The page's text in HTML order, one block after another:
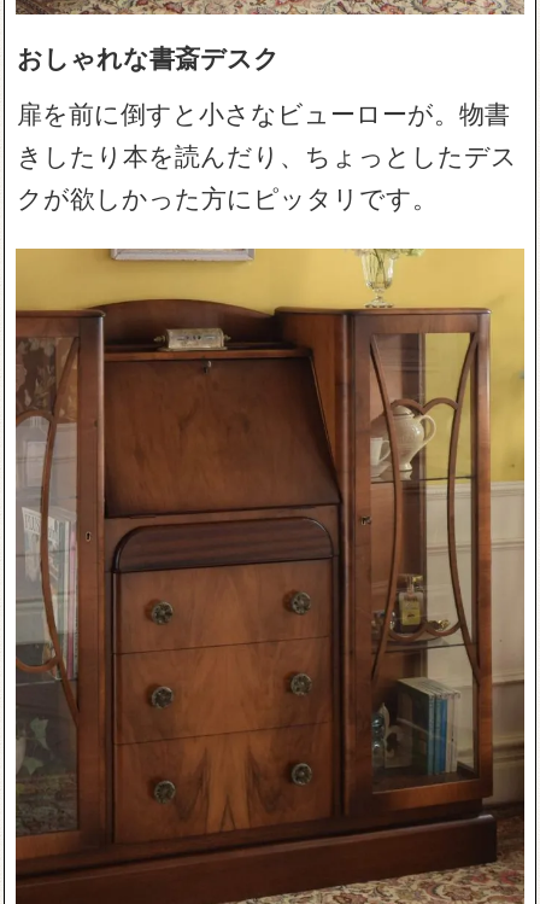
おしゃれな書斎デスク
扉を前に倒すと小さなビューローが。物書
きしたり本を読んだり、ちょっとしたデス
クが欲しかった方にピッタリです。